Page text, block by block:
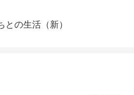
との生活（新）